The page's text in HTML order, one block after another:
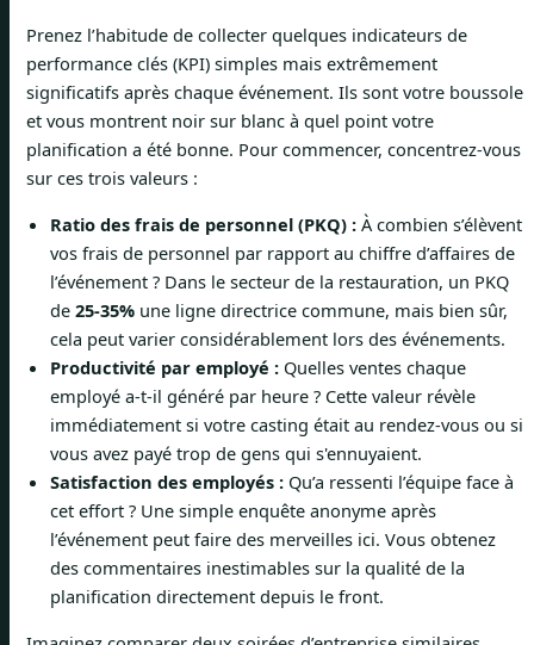
Prenez l’habitude de collecter quelques indicateurs de
performance clés (KPI) simples mais extrêmement
significatifs après chaque événement. Ils sont votre boussole
et vous montrent noir sur blanc à quel point votre
planification a été bonne. Pour commencer, concentrez-vous
sur ces trois valeurs :
Ratio des frais de personnel (PKQ) : À combien s’élèvent
vos frais de personnel par rapport au chiffre d’affaires de
l’événement ? Dans le secteur de la restauration, un PKQ
de 25-35% une ligne directrice commune, mais bien sûr,
cela peut varier considérablement lors des événements.
Productivité par employé : Quelles ventes chaque
employé a-t-il généré par heure ? Cette valeur révèle
immédiatement si votre casting était au rendez-vous ou si
vous avez payé trop de gens qui s'ennuyaient.
Satisfaction des employés : Qu’a ressenti l’équipe face à
cet effort ? Une simple enquête anonyme après
l’événement peut faire des merveilles ici. Vous obtenez
des commentaires inestimables sur la qualité de la
planification directement depuis le front.